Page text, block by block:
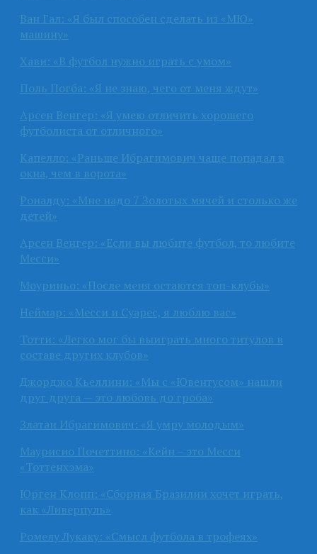
Ван Гал: «Я был способен сделать из «МЮ»
машину»
Хави: «В футбол нужно играть с умом»
Поль Погба: «Я не знаю, чего от меня ждут»
Арсен Венгер: «Я умею отличить хорошего
футболиста от отличного»
Капелло: «Раньше Ибрагимович чаще попадал в
окна, чем в ворота»
Роналду: «Мне надо 7 Золотых мячей и столько же
детей»
Арсен Венгер: «Если вы любите футбол, то любите
Месси»
Моуриньо: «После меня остаются топ-клубы»
Неймар: «Месси и Суарес, я люблю вас»
Тотти: «Легко мог бы выиграть много титулов в
составе других клубов»
Джорджо Кьеллини: «Мы с «Ювентусом» нашли
друг друга — это любовь до гроба»
Златан Ибрагимович: «Я умру молодым»
Маурисио Почеттино: «Кейн – это Месси
«Тоттенхэма»
Юрген Клопп: «Сборная Бразилии хочет играть,
как «Ливерпуль»
Ромелу Лукаку: «Смысл футбола в трофеях»